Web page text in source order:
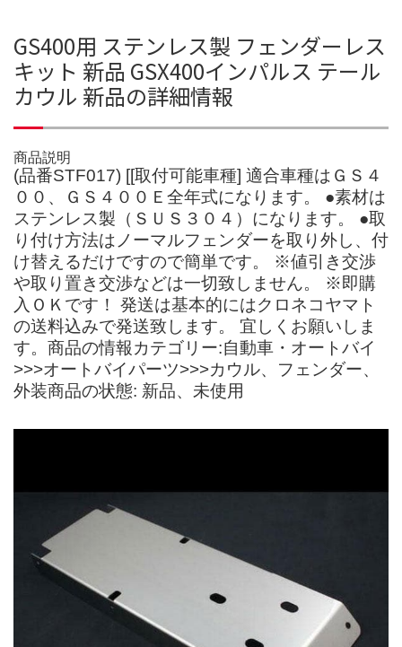
GS400用 ステンレス製 フェンダーレス
キット 新品 GSX400インパルス テール
カウル 新品の詳細情報
商品説明
(品番STF017) [[取付可能車種] 適合車種はＧＳ４
００、ＧＳ４００Ｅ全年式になります。 ●素材は
ステンレス製（ＳＵＳ３０４）になります。 ●取
り付け方法はノーマルフェンダーを取り外し、付
け替えるだけですので簡単です。 ※値引き交渉
や取り置き交渉などは一切致しません。 ※即購
入ＯＫです！ 発送は基本的にはクロネコヤマト
の送料込みで発送致します。 宜しくお願いしま
す。商品の情報カテゴリー:自動車・オートバイ
>>>オートバイパーツ>>>カウル、フェンダー、
外装商品の状態: 新品、未使用